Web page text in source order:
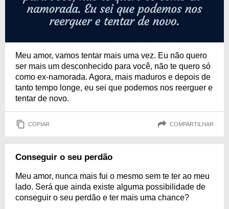
Meu amor, vamos tentar mais uma vez. Eu não quero
ser mais um desconhecido para você, não te quero só
como ex-namorada. Agora, mais maduros e depois de
tanto tempo longe, eu sei que podemos nos reerguer e
tentar de novo.
COPIAR COMPARTILHAR
Conseguir o seu perdão
Meu amor, nunca mais fui o mesmo sem te ter ao meu
lado. Será que ainda existe alguma possibilidade de
conseguir o seu perdão e ter mais uma chance?